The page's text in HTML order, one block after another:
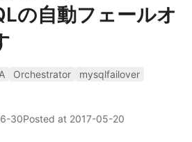
の自動フェールオ
Orchestrator
mysqlfailover
30Posted at 2017-05-20